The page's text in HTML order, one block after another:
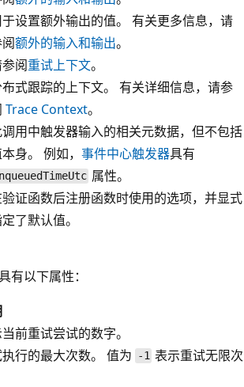
于设置额外输出的值。 有关更多信息，请
额外的输入和输出。
阅重试上下文。
布式跟踪的上下文。 有关详细信息，请参
Trace Context。
调用中触发器输入的相关元数据，但不包括
身。 例如， 事件中心触发器具有
属性。
证函数后注册函数时使用的选项，并显式
了默认值。
有以下属性：
前重试尝试的数字。
行的最大次数。 值为 -1 表示重试无限次